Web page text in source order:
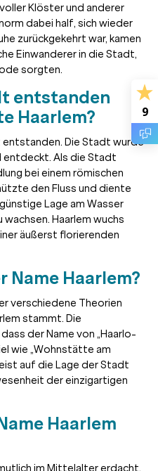
Klöster und anderer
dabei half, sich wieder
zurückgekehrt war, kamen
Einwanderer in die Stadt,
sorgten.
entstanden
Haarlem?
entstanden. Die Stadt wurde
entdeckt. Als die Stadt
bei einem römischen
den Fluss und diente
Lage am Wasser
Haarlem wuchs
äußerst florierenden
Name Haarlem?
verschiedene Theorien
stammt. Die
der Name von „Haarlo-
wie „Wohnstätte am
auf die Lage der Stadt
der einzigartigen
Haarlem
im Mittelalter erdacht.
9